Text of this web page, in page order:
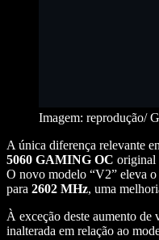
Imagem: reprodução/
A única diferença relevante
5060 GAMING OC original
O novo modelo “V2” eleva
para 2602 MHz, uma
À exceção deste aumento de
inalterada em relação ao